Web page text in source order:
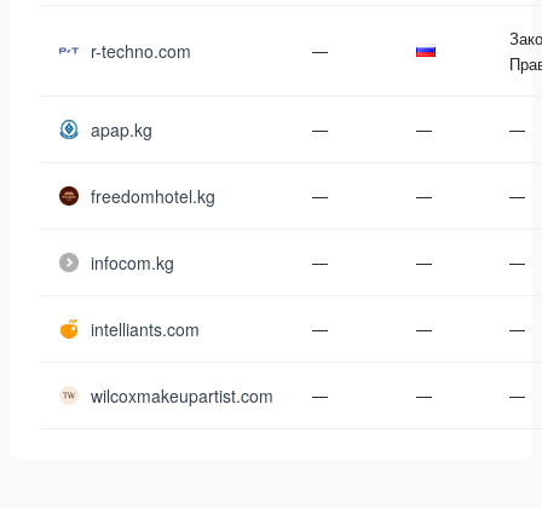
r-techno.com —
apap.kg — — —
freedomhotel.kg — — —
infocom.kg — — —
intelliants.com — — —
wilcoxmakeupartist.com — — —